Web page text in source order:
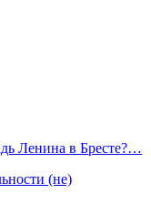
Ленина в Бресте?…
(не)